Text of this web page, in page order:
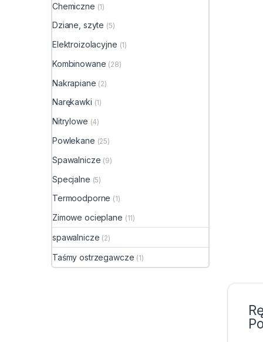
Chemiczne (1)
Dziane, szyte (5)
Elektroizolacyjne (1)
Kombinowane (28)
Nakrapiane (2)
Narękawki (1)
Nitrylowe (4)
Powlekane (25)
Spawalnicze (9)
Specjalne (5)
Termoodporne (1)
Zimowe ocieplane (11)
spawalnicze (2)
Taśmy ostrzegawcze (1)